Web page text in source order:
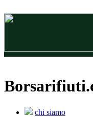
chi siamo